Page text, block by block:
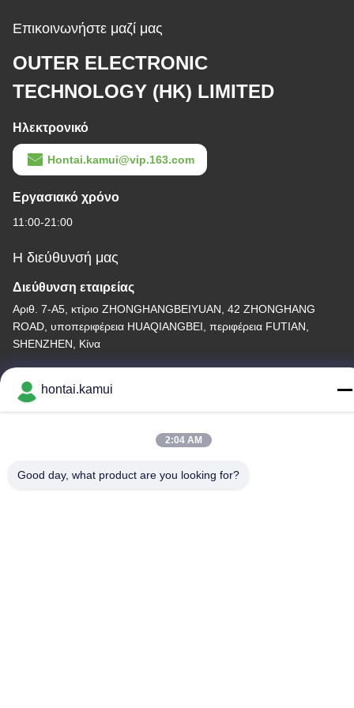
Επικοινωνήστε μαζί μας
OUTER ELECTRONIC
TECHNOLOGY (HK) LIMITED
Ηλεκτρονικό
Hontai.kamui@vip.163.com
Εργασιακό χρόνο
11:00-21:00
Η διεύθυνσή μας
Διεύθυνση εταιρείας
Αριθ. 7-Α5, κτίριο ZHONGHANGBEIYUAN, 42 ZHONGHANG
ROAD, υποπεριφέρεια HUAQIANGBEI, περιφέρεια FUTIAN,
SHENZHEN, Κίνα
Τηλεφώνημα
hontai.kamui
2:04 AM
Good day, what product are you looking for?